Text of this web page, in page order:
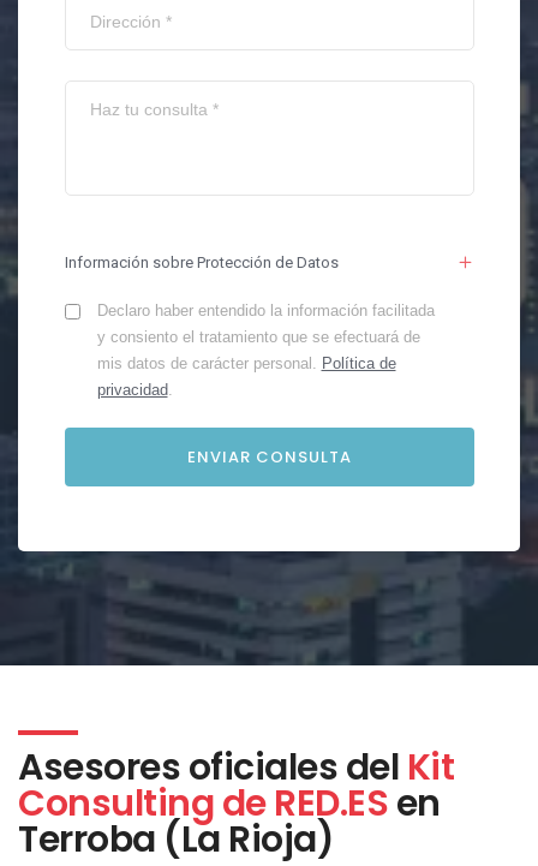
Información sobre Protección de Datos
Declaro haber entendido la información facilitada
y consiento el tratamiento que se efectuará de
mis datos de carácter personal. Política de
privacidad.
Asesores oficiales del Kit
Consulting de RED.ESen
Terroba (La Rioja)